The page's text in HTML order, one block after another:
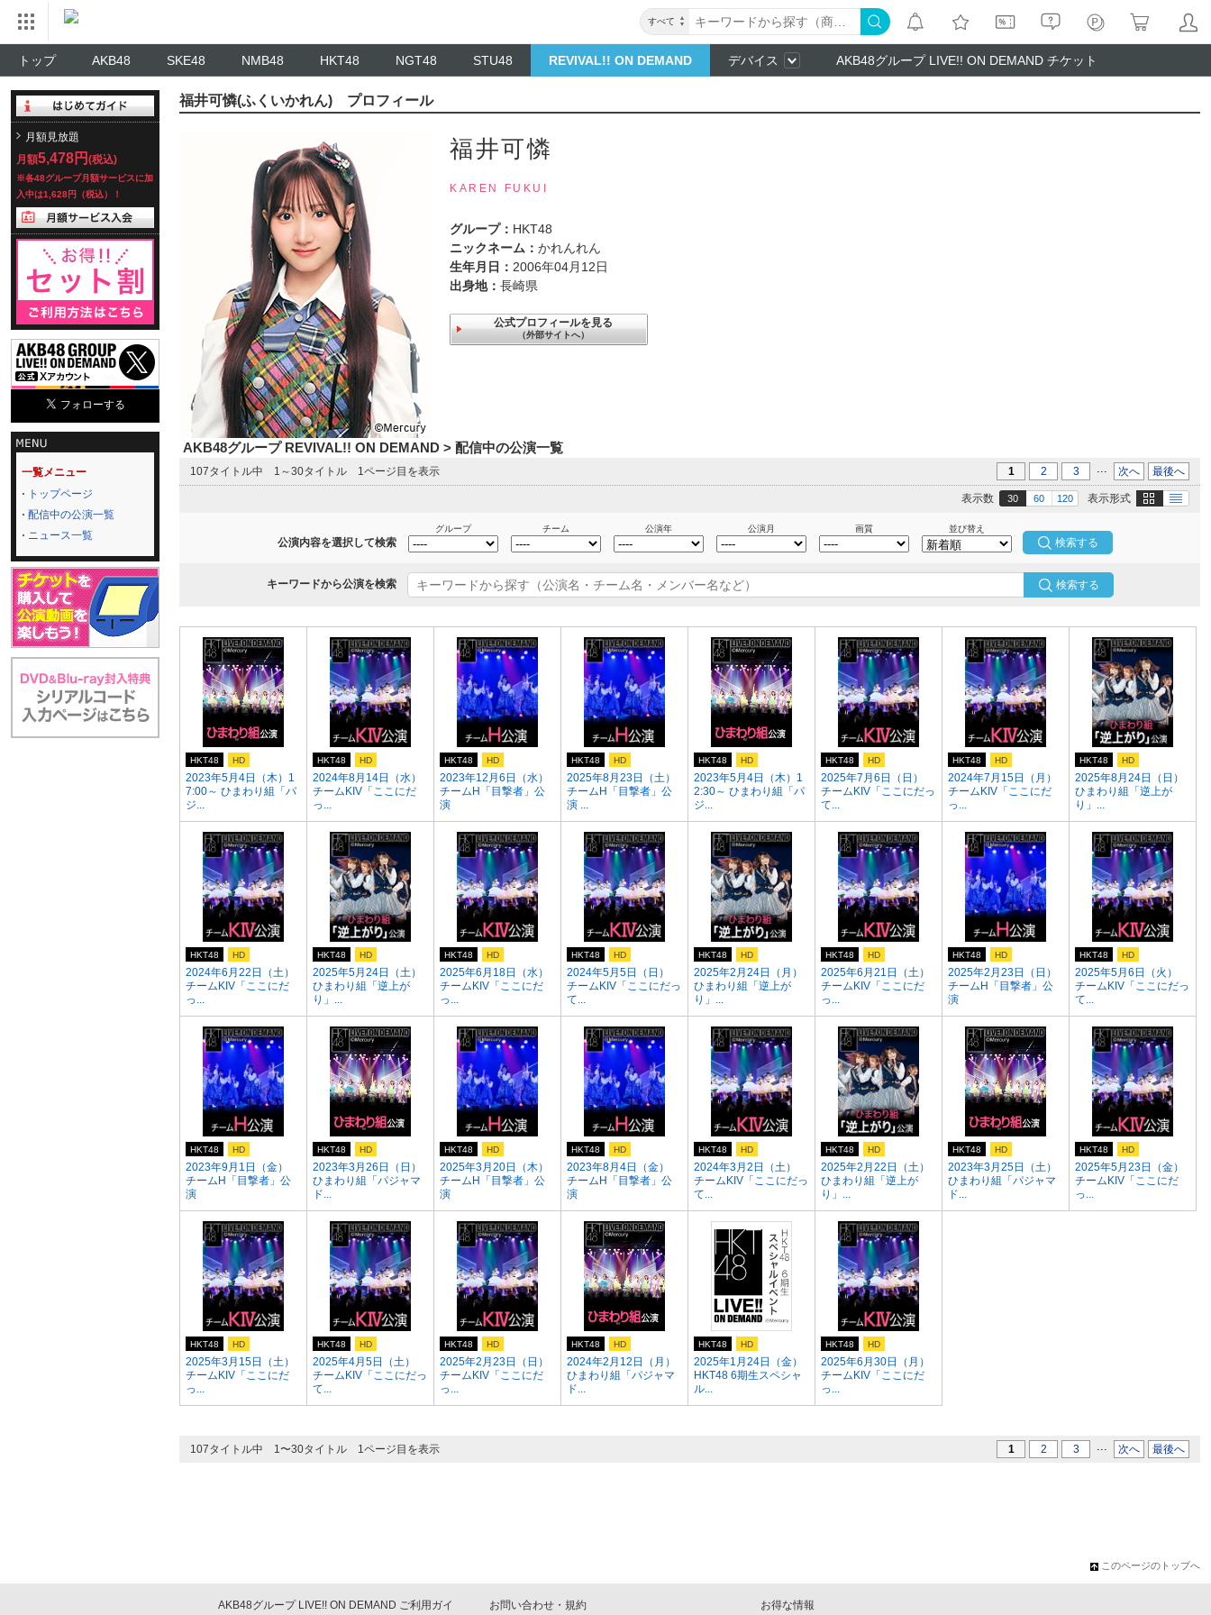
すべて
トップ AKB48 SKE48 NMB48 HKT48 NGT48 STU48 REVIVAL!! ON DEMAND デバイス AKB48グループ LIVE!! ON DEMAND チケット
月額見放題
月額5,478円 (税込)
※各48グループ月額サービスに加
入中は1,628円（税込）！
一覧メニュー
トップページ
配信中の公演一覧
ニュース一覧
福井可憐(ふくいかれん) プロフィール
福井可憐
KAREN FUKUI
グループ： HKT48
ニックネーム： かれんれん
生年月日： 2006年04月12日
出身地： 長崎県
公式プロフィールを見る
（外部サイトへ）
AKB48グループ REVIVAL!! ON DEMAND > 配信中の公演一覧
107タイトル中 1～30タイトル 1ページ目を表示 1 2 3 ... 次へ 最後へ
表示形式 画像 テキスト
表示数 30 60 120
公演内容を選択して検索
グループ チーム 公演年 公演月 画質 並び替え
キーワードから公演を検索 検索する
2023年5月4日（木）1
7:00～ ひまわり組「パ
ジ...
HKT48 HD
2024年8月14日（水）
チームKIV「ここにだ
っ...
HKT48 HD
2023年12月6日（水）
チームH「目撃者」公
演
HKT48 HD
2025年8月23日（土）
チームH「目撃者」公
演 ...
HKT48 HD
2023年5月4日（木）1
2:30～ ひまわり組「パ
ジ...
HKT48 HD
2025年7月6日（日）
チームKIV「ここにだっ
て...
HKT48 HD
2024年7月15日（月）
チームKIV「ここにだ
っ...
HKT48 HD
2025年8月24日（日）
ひまわり組「逆上が
り」...
HKT48 HD
2024年6月22日（土）
チームKIV「ここにだ
っ...
HKT48 HD
2025年5月24日（土）
ひまわり組「逆上が
り」...
HKT48 HD
2025年6月18日（水）
チームKIV「ここにだ
っ...
HKT48 HD
2024年5月5日（日）
チームKIV「ここにだっ
て...
HKT48 HD
2025年2月24日（月）
ひまわり組「逆上が
り」...
HKT48 HD
2025年6月21日（土）
チームKIV「ここにだ
っ...
HKT48 HD
2025年2月23日（日）
チームH「目撃者」公
演
HKT48 HD
2025年5月6日（火）
チームKIV「ここにだっ
て...
HKT48 HD
2023年9月1日（金）
チームH「目撃者」公
演
HKT48 HD
2023年3月26日（日）
ひまわり組「パジャマ
ド...
HKT48 HD
2025年3月20日（木）
チームH「目撃者」公
演
HKT48 HD
2023年8月4日（金）
チームH「目撃者」公
演
HKT48 HD
2024年3月2日（土）
チームKIV「ここにだっ
て...
HKT48 HD
2025年2月22日（土）
ひまわり組「逆上が
り」...
HKT48 HD
2023年3月25日（土）
ひまわり組「パジャマ
ド...
HKT48 HD
2025年5月23日（金）
チームKIV「ここにだ
っ...
HKT48 HD
2025年3月15日（土）
チームKIV「ここにだ
っ...
HKT48 HD
2025年4月5日（土）
チームKIV「ここにだっ
て...
HKT48 HD
2025年2月23日（日）
チームKIV「ここにだ
っ...
HKT48 HD
2024年2月12日（月）
ひまわり組「パジャマ
ド...
HKT48 HD
2025年1月24日（金）
HKT48 6期生スペシャ
ル...
HKT48 HD
2025年6月30日（月）
チームKIV「ここにだ
っ...
HKT48 HD
107タイトル中 1〜30タイトル 1ページ目を表示 1 2 3 ... 次へ 最後へ
このページのトップへ
AKB48グループ LIVE!! ON DEMAND ご利用ガイ
お問い合わせ・規約 お得な情報